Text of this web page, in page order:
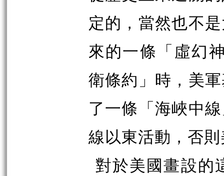
定的，當然也不
來的一條「虛幻
衛條約」時，美
了一條「海峽中
線以東活動，否
對於美國畫設的